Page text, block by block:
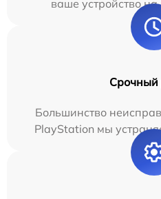
ваше устройство
Срочный
Большинство
PlayStation мы